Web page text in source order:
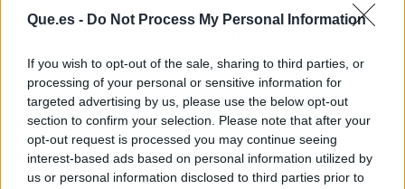
Que.es - Do Not Process My Personal Information
If you wish to opt-out of the sale, sharing to third parties, or
processing of your personal or sensitive information for
targeted advertising by us, please use the below opt-out
section to confirm your selection. Please note that after your
opt-out request is processed you may continue seeing
interest-based ads based on personal information utilized by
us or personal information disclosed to third parties prior to
Paralelamente, el uso de la automatización, la IA
y la integración de los principios de la
hiperautomatización se han identificado como
la tercera solución para hacer frente a la
escasez de talento: el 47 % prevé recurrir a ellas
para afrontar los retos a largo plazo. El 40 % de
las organizaciones también indicaron su
interés en poner el foco en la